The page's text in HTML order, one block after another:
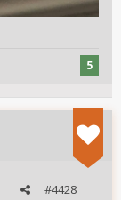
5
#4428